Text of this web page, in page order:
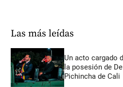
Las más leídas
Un acto cargado
la posesión de
Pichincha de Cali